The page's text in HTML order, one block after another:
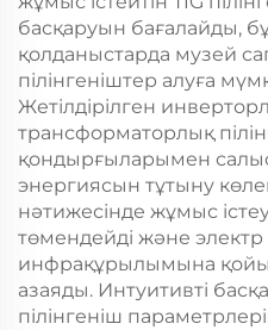
басқаруын бағалайды,
қолданыстарда музей
пілінгеніштер алуға
Жетілдірілген
трансформаторлық
қондырғыларымен
энергиясын тұтыну
нәтижесінде жұмыс
төмендейді және электр
инфрақұрылымына
азаяды. Интуитивті
пілінгеніш